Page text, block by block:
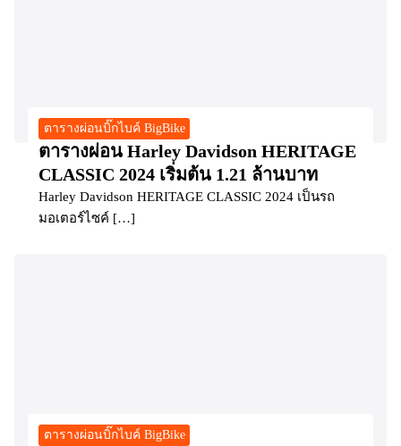
ตารางผ่อนบิ๊กไบค์ BigBike
ตารางผ่อน Harley Davidson HERITAGE
CLASSIC 2024 เริ่มต้น 1.21 ล้านบาท
Harley Davidson HERITAGE CLASSIC 2024 เป็นรถ
มอเตอร์ไซค์ […]
ตารางผ่อนบิ๊กไบค์ BigBike